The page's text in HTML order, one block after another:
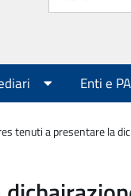
sito:
Enti e PA
tenuti a presentare la